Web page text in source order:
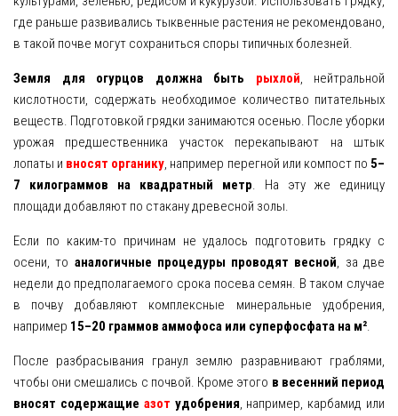
где раньше развивались тыквенные растения не рекомендовано,
в такой почве могут сохраниться споры типичных болезней.
Земля для огурцов должна быть рыхлой, нейтральной
кислотности, содержать необходимое количество питательных
веществ. Подготовкой грядки занимаются осенью. После уборки
урожая предшественника участок перекапывают на штык
лопаты и вносят органику, например перегной или компост по5–
7 килограммов на квадратный метр. На эту же единицу
площади добавляют по стакану древесной золы.
Если по каким-то причинам не удалось подготовить грядку с
осени, то аналогичные процедуры проводят весной, за две
недели до предполагаемого срока посева семян. В таком случае
в почву добавляют комплексные минеральные удобрения,
например 15–20 граммов аммофоса или суперфосфата на м².
После разбрасывания гранул землю разравнивают граблями,
чтобы они смешались с почвой. Кроме этого в весенний период
вносят содержащие азот удобрения, например, карбамид или